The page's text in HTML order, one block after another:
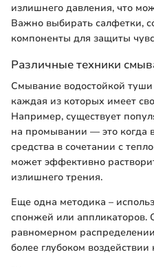
излишнего давления, что
Важно выбирать салфетки,
компоненты для защиты
Различные техники
Смывание водостойкой
каждая из которых имеет
Например, существует
на промывании — это когда
средства в сочетании с
может эффективно
излишнего трения.
Еще одна методика –
спонжей или аппликаторов.
равномерном
более глубоком воздействии